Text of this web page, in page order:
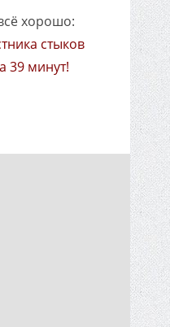
хорошо:
стыков
39 минут!